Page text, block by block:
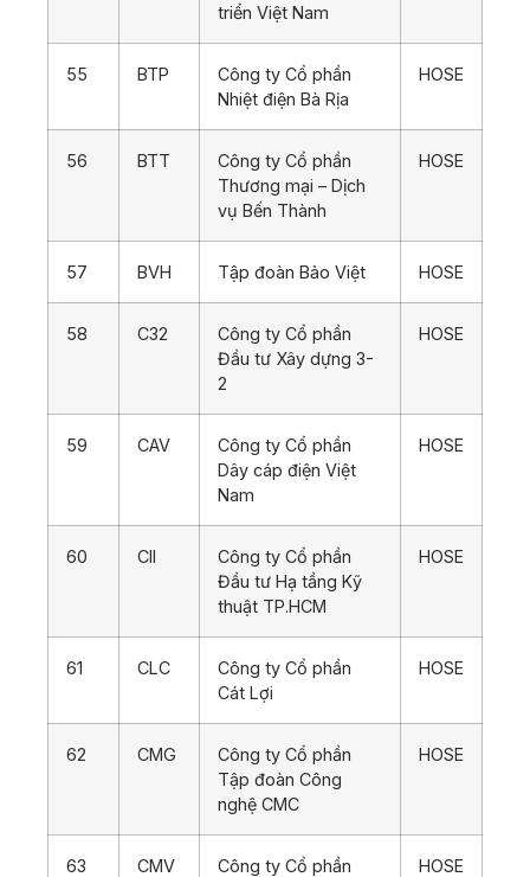
triển Việt Nam
55 BTP
Công ty Cổ phần
Nhiệt điện Bà Rịa
HOSE
56 BTT
Công ty Cổ phần
Thương mại – Dịch
vụ Bến Thành
HOSE
57 BVH Tập đoàn Bảo Việt HOSE
58 C32
Công ty Cổ phần
Đầu tư Xây dựng 3-
2
HOSE
59 CAV
Công ty Cổ phần
Dây cáp điện Việt
Nam
HOSE
60 CII
Công ty Cổ phần
Đầu tư Hạ tầng Kỹ
thuật TP.HCM
HOSE
61 CLC
Công ty Cổ phần
Cát Lợi
HOSE
62 CMG
Công ty Cổ phần
Tập đoàn Công
nghệ CMC
HOSE
63 CMV
Công ty Cổ phần
HOSE